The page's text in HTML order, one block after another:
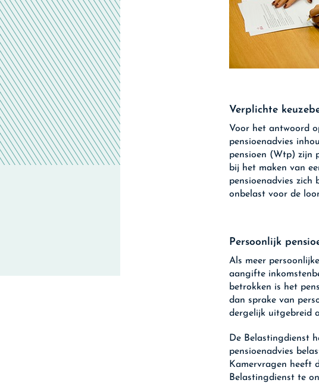
Verplichte
Voor het antwoord
pensioenadvies
pensioen (Wtp) zijn
bij het maken van
pensioenadvies zich
onbelast voor de
Persoonlijk
Als meer
aangifte
betrokken is het
dan sprake van
dergelijk uitgebreid
De Belastingdienst
pensioenadvies
Kamervragen heeft
Belastingdienst te